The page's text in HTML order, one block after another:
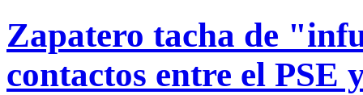
Zapatero tacha de
contactos entre el PSE